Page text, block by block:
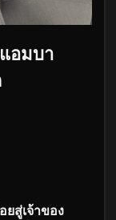
อมบา
สู่เจ้าของ